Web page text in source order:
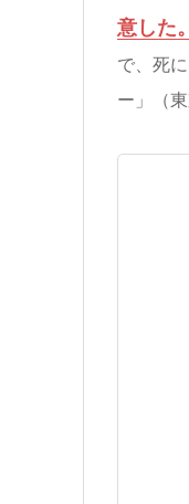
意した。
で、死
ー」（